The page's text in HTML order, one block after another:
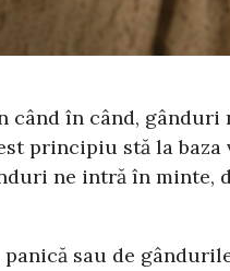
când în când,
principiu stă la
ne intră în minte,
sau de